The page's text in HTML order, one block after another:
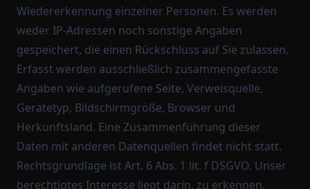
Wiedererkennung einzelner Personen. Es werden
weder IP-Adressen noch sonstige Angaben
gespeichert, die einen Rückschluss auf Sie zulassen.
Erfasst werden ausschließlich zusammengefasste
Angaben wie aufgerufene Seite, Verweisquelle,
Gerätetyp, Bildschirmgröße, Browser und
Herkunftsland. Eine Zusammenführung dieser
Daten mit anderen Datenquellen findet nicht statt.
Rechtsgrundlage ist Art. 6 Abs. 1 lit. f DSGVO. Unser
berechtigtes Interesse liegt darin, zu erkennen,